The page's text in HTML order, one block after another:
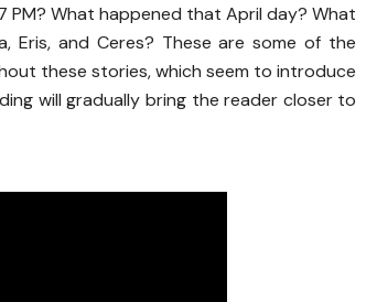
PM? What happened that April day? What
Eris, and Ceres? These are some of the
these stories, which seem to introduce
will gradually bring the reader closer to